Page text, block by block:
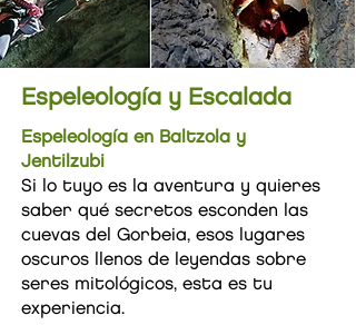
Espeleología y Escalada
Espeleología en Baltzola y
Jentilzubi
Si lo tuyo es la aventura y quieres
saber qué secretos esconden las
cuevas del Gorbeia, esos lugares
oscuros llenos de leyendas sobre
seres mitológicos, esta es tu
experiencia.